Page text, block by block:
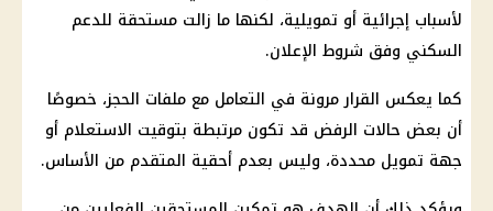
لأسباب إجرائية أو تمويلية، لكنها ما زالت مستحقة للدعم
السكني وفق شروط الإعلان.
كما يعكس القرار مرونة في التعامل مع ملفات الحجز، خصوصًا
أن بعض حالات الرفض قد تكون مرتبطة بتوقيت الاستعلام أو
جهة تمويل محددة، وليس بعدم أحقية المتقدم من الأساس.